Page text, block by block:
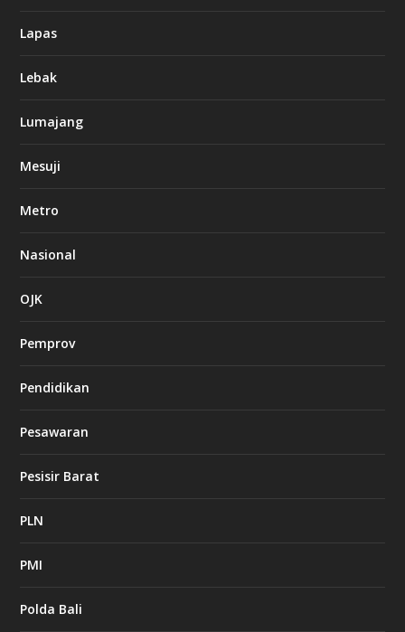
Lapas
Lebak
Lumajang
Mesuji
Metro
Nasional
OJK
Pemprov
Pendidikan
Pesawaran
Pesisir Barat
PLN
PMI
Polda Bali